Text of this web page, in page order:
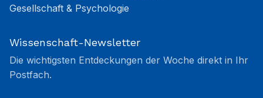
Gesellschaft & Psychologie
Wissenschaft-Newsletter
Die wichtigsten Entdeckungen der Woche direkt in Ihr
Postfach.